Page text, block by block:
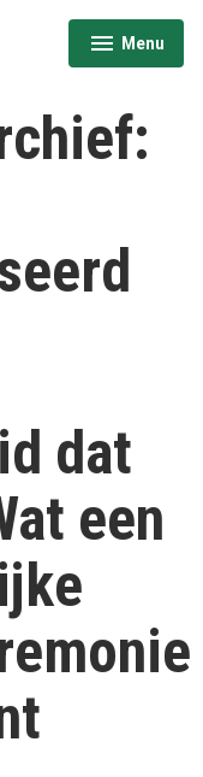
Menu
uitgeklapt
ingeklapt
dat
een